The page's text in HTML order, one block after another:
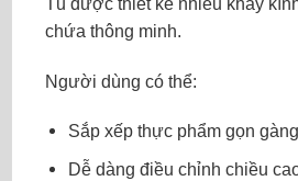
chứa thông minh.
Người dùng có thể:
Sắp xếp thực phẩm gọn gàng
Dễ dàng điều chỉnh chiều